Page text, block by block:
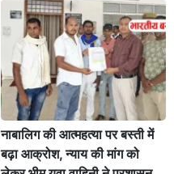
नाबालिग की आत्महत्या पर बस्ती में
बढ़ा आक्रोश, न्याय की मांग को